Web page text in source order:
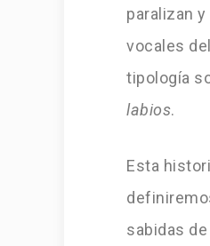
paralizan
vocales
tipología
labios.
Esta
sabidas